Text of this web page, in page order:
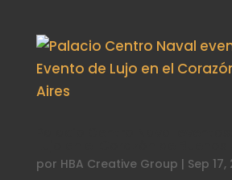
por HBA Creative Group | Sep 17,